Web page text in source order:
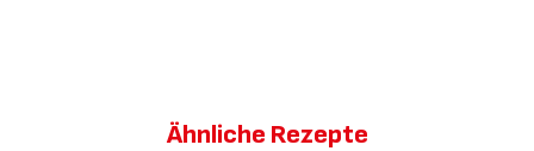
Ähnliche Rezepte